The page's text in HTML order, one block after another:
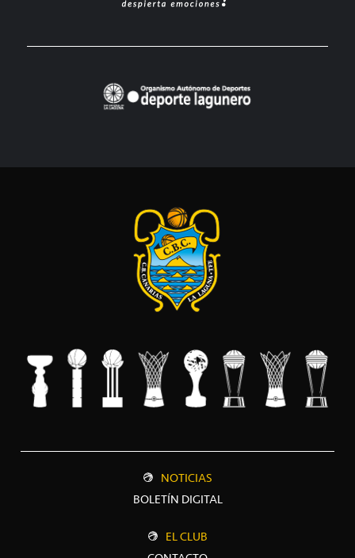
NOTICIAS
BOLETÍN DIGITAL
EL CLUB